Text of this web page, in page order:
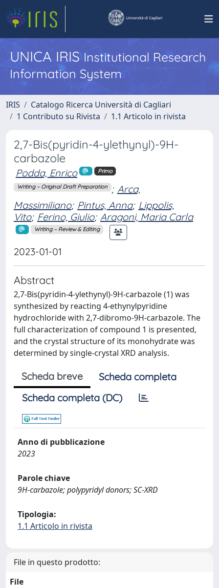
UNICA IRISInstitutional Research
Information System
IRIS
Catalogo Ricerca Università di Cagliari
1 Contributo su Rivista
1.1 Articolo in rivista
2,7-Bis(pyridin-4-ylethynyl)-9H-
carbazole
Podda, Enrico Primo
Writing – Original Draft Preparation ; Arca,
Massimiliano; Pintus, Anna; Lippolis,
Vito; Ferino, Giulio; Aragoni, Maria Carla
Writing – Review & Editing
2023-01-01
Abstract
2,7-Bis(pyridin-4-ylethynyl)-9H-carbazole (1) was
synthesized by reacting 4-ethynylpyridine
hydrochloride with 2,7-dibromo-9H-carbazole. The
full characterization of compound 1 is presented,
and the crystal structure of its monohydrate was
determined by single-crystal XRD analysis.
Scheda breve
Scheda completa
Scheda completa (DC)
Anno di pubblicazione
2023
Parole chiave
9H-carbazole; polypyridyl donors; SC-XRD
Tipologia:
1.1 Articolo in rivista
File in questo prodotto:
File